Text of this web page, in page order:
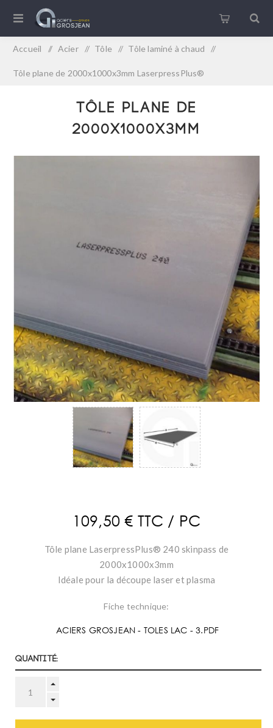
Accueil / Acier / Tôle / Tôle laminé à chaud /
Tôle plane de 2000x1000x3mm LaserpressPlus®
Tôle plane de
2000x1000x3mm
109,50 € TTC / PC
Tôle plane LaserpressPlus® 240 skinpass de
2000x1000x3mm
Idéale pour la découpe laser et plasma
Fiche technique:
ACIERS GROSJEAN - TOLES LAC - 3.PDF
Quantité: